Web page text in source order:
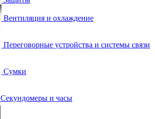
Вентиляция и охлаждение
Переговорные устройства и системы связи
Сумки
Секундомеры и часы